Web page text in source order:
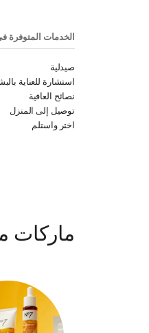
الخدمات المتوفرة
صيدلية
استشارة للعناية
نصائح العافية
توصيل إلى المنزل
اختر واستلم
ماركات